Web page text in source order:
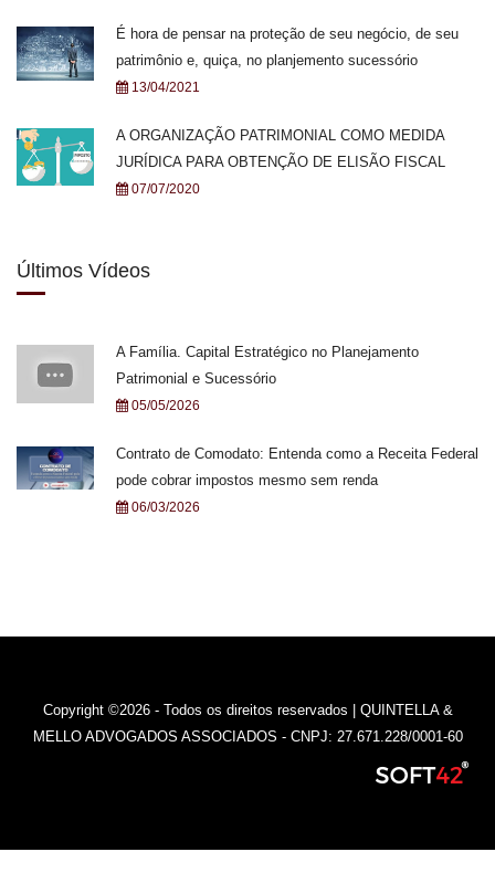
É hora de pensar na proteção de seu negócio, de seu
patrimônio e, quiça, no planjemento sucessório
13/04/2021
A ORGANIZAÇÃO PATRIMONIAL COMO MEDIDA
JURÍDICA PARA OBTENÇÃO DE ELISÃO FISCAL
07/07/2020
Últimos Vídeos
A Família. Capital Estratégico no Planejamento
Patrimonial e Sucessório
05/05/2026
Contrato de Comodato: Entenda como a Receita Federal
pode cobrar impostos mesmo sem renda
06/03/2026
Copyright ©2026 - Todos os direitos reservados | QUINTELLA &
MELLO ADVOGADOS ASSOCIADOS - CNPJ: 27.671.228/0001-60